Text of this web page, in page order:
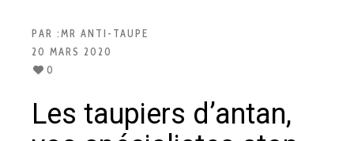
PAR :MR ANTI-TAUPE
20 MARS 2020
0
Les taupiers d’antan,